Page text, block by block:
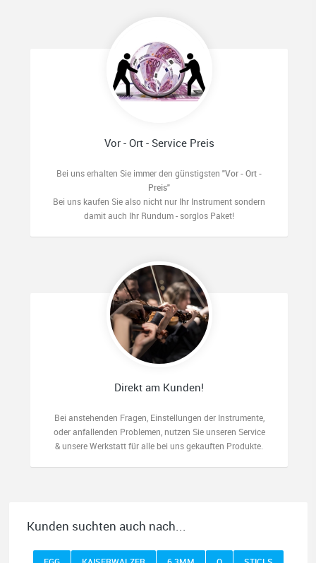
Vor - Ort - Service Preis
Bei uns erhalten Sie immer den günstigsten "Vor - Ort -
Preis"
Bei uns kaufen Sie also nicht nur Ihr Instrument sondern
damit auch Ihr Rundum - sorglos Paket!
Direkt am Kunden!
Bei anstehenden Fragen, Einstellungen der Instrumente,
oder anfallenden Problemen, nutzen Sie unseren Service
& unsere Werkstatt für alle bei uns gekauften Produkte.
Kunden suchten auch nach...